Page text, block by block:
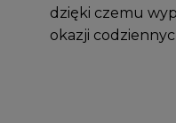
dzięki czemu
okazji